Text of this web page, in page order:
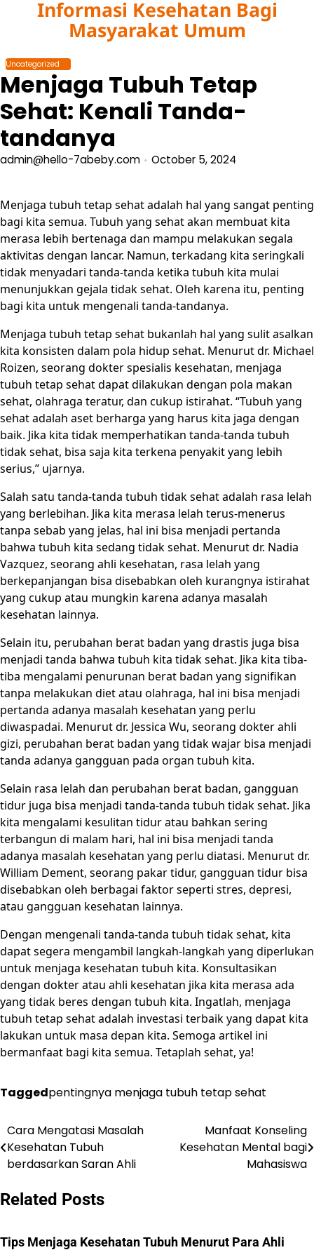
Informasi Kesehatan Bagi
Masyarakat Umum
Uncategorized
Menjaga Tubuh Tetap
Sehat: Kenali Tanda-
tandanya
admin@hello-7abeby.com October 5, 2024
Menjaga tubuh tetap sehat adalah hal yang sangat penting
bagi kita semua. Tubuh yang sehat akan membuat kita
merasa lebih bertenaga dan mampu melakukan segala
aktivitas dengan lancar. Namun, terkadang kita seringkali
tidak menyadari tanda-tanda ketika tubuh kita mulai
menunjukkan gejala tidak sehat. Oleh karena itu, penting
bagi kita untuk mengenali tanda-tandanya.
Menjaga tubuh tetap sehat bukanlah hal yang sulit asalkan
kita konsisten dalam pola hidup sehat. Menurut dr. Michael
Roizen, seorang dokter spesialis kesehatan, menjaga
tubuh tetap sehat dapat dilakukan dengan pola makan
sehat, olahraga teratur, dan cukup istirahat. “Tubuh yang
sehat adalah aset berharga yang harus kita jaga dengan
baik. Jika kita tidak memperhatikan tanda-tanda tubuh
tidak sehat, bisa saja kita terkena penyakit yang lebih
serius,” ujarnya.
Salah satu tanda-tanda tubuh tidak sehat adalah rasa lelah
yang berlebihan. Jika kita merasa lelah terus-menerus
tanpa sebab yang jelas, hal ini bisa menjadi pertanda
bahwa tubuh kita sedang tidak sehat. Menurut dr. Nadia
Vazquez, seorang ahli kesehatan, rasa lelah yang
berkepanjangan bisa disebabkan oleh kurangnya istirahat
yang cukup atau mungkin karena adanya masalah
kesehatan lainnya.
Selain itu, perubahan berat badan yang drastis juga bisa
menjadi tanda bahwa tubuh kita tidak sehat. Jika kita tiba-
tiba mengalami penurunan berat badan yang signifikan
tanpa melakukan diet atau olahraga, hal ini bisa menjadi
pertanda adanya masalah kesehatan yang perlu
diwaspadai. Menurut dr. Jessica Wu, seorang dokter ahli
gizi, perubahan berat badan yang tidak wajar bisa menjadi
tanda adanya gangguan pada organ tubuh kita.
Selain rasa lelah dan perubahan berat badan, gangguan
tidur juga bisa menjadi tanda-tanda tubuh tidak sehat. Jika
kita mengalami kesulitan tidur atau bahkan sering
terbangun di malam hari, hal ini bisa menjadi tanda
adanya masalah kesehatan yang perlu diatasi. Menurut dr.
William Dement, seorang pakar tidur, gangguan tidur bisa
disebabkan oleh berbagai faktor seperti stres, depresi,
atau gangguan kesehatan lainnya.
Dengan mengenali tanda-tanda tubuh tidak sehat, kita
dapat segera mengambil langkah-langkah yang diperlukan
untuk menjaga kesehatan tubuh kita. Konsultasikan
dengan dokter atau ahli kesehatan jika kita merasa ada
yang tidak beres dengan tubuh kita. Ingatlah, menjaga
tubuh tetap sehat adalah investasi terbaik yang dapat kita
lakukan untuk masa depan kita. Semoga artikel ini
bermanfaat bagi kita semua. Tetaplah sehat, ya!
Taggedpentingnya menjaga tubuh tetap sehat
Post
navigation
Cara Mengatasi Masalah
Kesehatan Tubuh
berdasarkan Saran Ahli
Manfaat Konseling
Kesehatan Mental bagi
Mahasiswa
Related Posts
Tips Menjaga Kesehatan Tubuh Menurut Para Ahli